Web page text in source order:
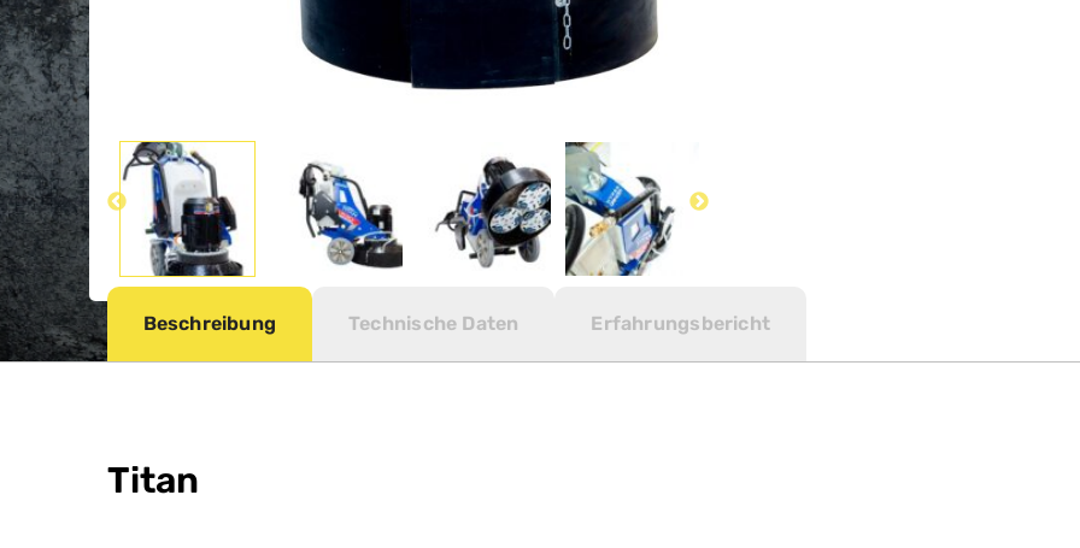
Beschreibung Technische Daten Erfahrungsbericht
Titan